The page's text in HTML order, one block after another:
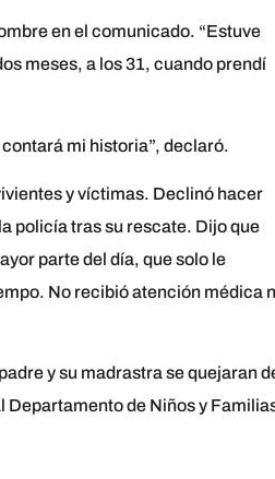
en el comunicado. “Estuve
meses, a los 31, cuando prendí
mi historia”, declaró.
y víctimas. Declinó hacer
policía tras su rescate. Dijo que
parte del día, que solo le
No recibió atención médica
y su madrastra se quejaran
Departamento de Niños y